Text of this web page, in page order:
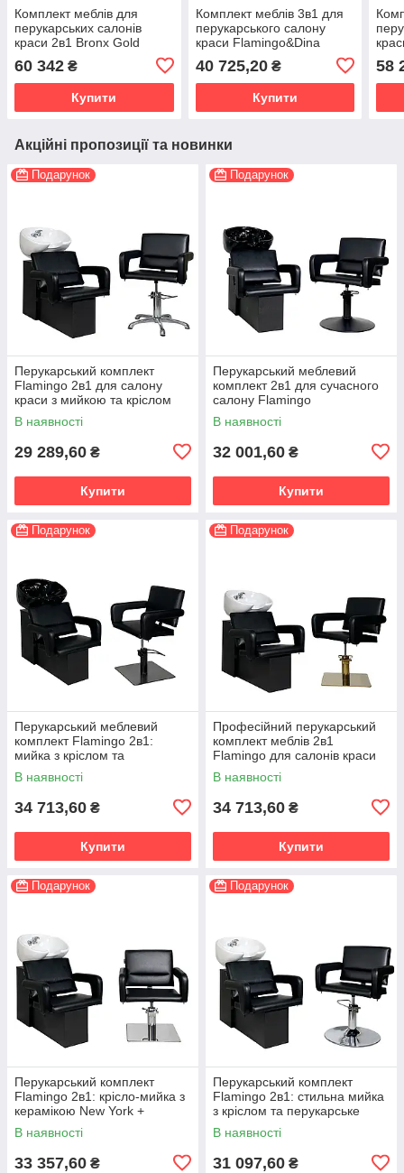
Комплект меблів для
перукарських салонів
краси 2в1 Bronx Gold
(VM2045+870/Gold Green)
60 342 ₴
Купити
Комплект меблів 3в1 для
перукарського салону
краси Flamingo&Dina
40 725,20₴
Купити
58
Акційні пропозиції та новинки
Подарунок
Перукарський комплект
Flamingo 2в1 для салону
краси з мийкою та кріслом
В наявності
29 289,60 ₴
Купити
Подарунок
Перукарський меблевий
комплект 2в1 для сучасного
салону Flamingо
В наявності
32 001,60 ₴
Купити
Подарунок
Перукарський меблевий
комплект Flamingo 2в1:
мийка з кріслом та
перукарське крісло
В наявності
34 713,60 ₴
Купити
Подарунок
Професійний перукарський
комплект меблів 2в1
Flamingo для салонів краси
В наявності
34 713,60 ₴
Купити
Подарунок
Перукарський комплект
Flamingo 2в1: крісло-мийка з
керамікою New York +
перукарське крісло квадратна
хромована база
В наявності
33 357,60 ₴
Подарунок
Перукарський комплект
Flamingo 2в1: стильна мийка
з кріслом та перукарське
крісло на хромованій
дисковій базі
В наявності
31 097,60 ₴